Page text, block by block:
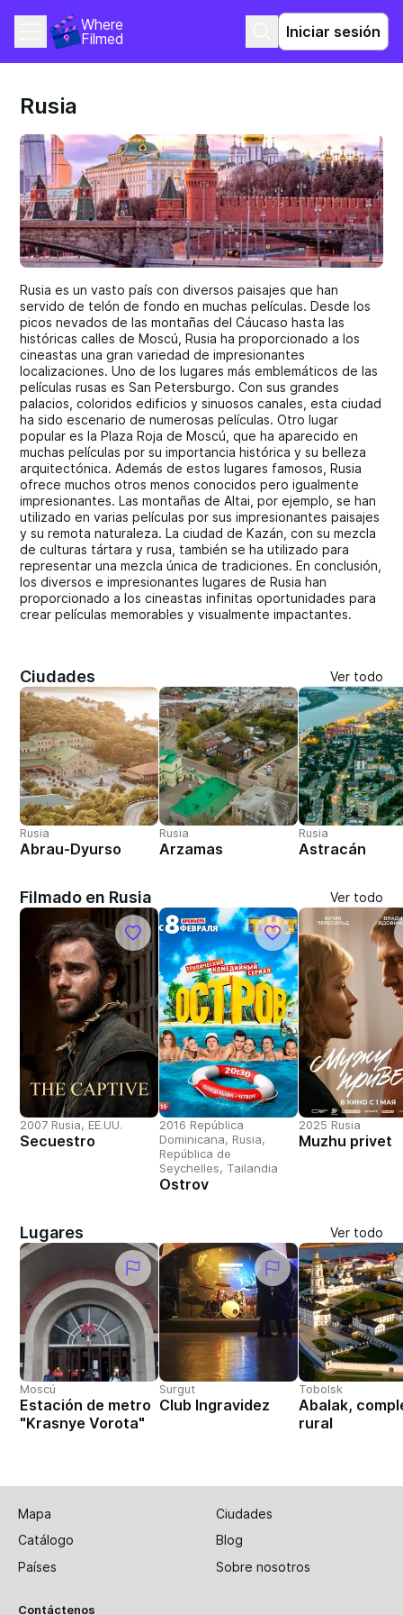
Where
Filmed
Iniciar sesión
Rusia
Rusia es un vasto país con diversos paisajes que han
servido de telón de fondo en muchas películas. Desde los
picos nevados de las montañas del Cáucaso hasta las
históricas calles de Moscú, Rusia ha proporcionado a los
cineastas una gran variedad de impresionantes
localizaciones. Uno de los lugares más emblemáticos de las
películas rusas es San Petersburgo. Con sus grandes
palacios, coloridos edificios y sinuosos canales, esta ciudad
ha sido escenario de numerosas películas. Otro lugar
popular es la Plaza Roja de Moscú, que ha aparecido en
muchas películas por su importancia histórica y su belleza
arquitectónica. Además de estos lugares famosos, Rusia
ofrece muchos otros menos conocidos pero igualmente
impresionantes. Las montañas de Altai, por ejemplo, se han
utilizado en varias películas por sus impresionantes paisajes
y su remota naturaleza. La ciudad de Kazán, con su mezcla
de culturas tártara y rusa, también se ha utilizado para
representar una mezcla única de tradiciones. En conclusión,
los diversos e impresionantes lugares de Rusia han
proporcionado a los cineastas infinitas oportunidades para
crear películas memorables y visualmente impactantes.
Ciudades Ver todo
Rusia
Abrau-Dyurso
Rusia
Arzamas
Rusia
Astracán
Filmado en Rusia Ver todo
2007 Rusia, EE.UU.
Secuestro
2016 República
Dominicana, Rusia,
República de
Seychelles, Tailandia
Ostrov
2025 Rusia
Muzhu privet
Lugares Ver todo
Moscú
Estación de metro
"Krasnye Vorota"
Surgut
Club Ingravidez
Tobolsk
Abalak,
rural
Mapa
Ciudades
Catálogo
Blog
Países
Sobre nosotros
Contáctenos